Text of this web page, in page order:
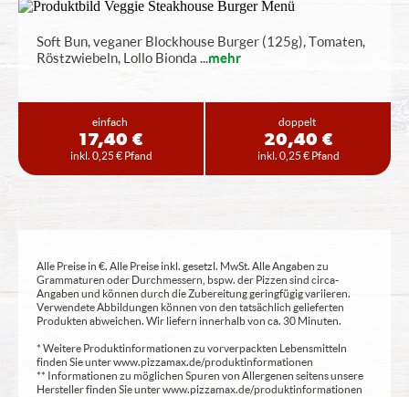
Soft Bun, veganer Blockhouse Burger (125g), Tomaten,
Röstzwiebeln, Lollo Bionda ...mehr
einfach
17,40 €
inkl. 0,25 € Pfand
doppelt
20,40 €
inkl. 0,25 € Pfand
Alle Preise in €. Alle Preise inkl. gesetzl. MwSt. Alle Angaben zu
Grammaturen oder Durchmessern, bspw. der Pizzen sind circa-
Angaben und können durch die Zubereitung geringfügig variieren.
Verwendete Abbildungen können von den tatsächlich gelieferten
Produkten abweichen. Wir liefern innerhalb von ca. 30 Minuten.
* Weitere Produktinformationen zu vorverpackten Lebensmitteln
finden Sie unter www.pizzamax.de/produktinformationen
** Informationen zu möglichen Spuren von Allergenen seitens unsere
Hersteller finden Sie unter www.pizzamax.de/produktinformationen